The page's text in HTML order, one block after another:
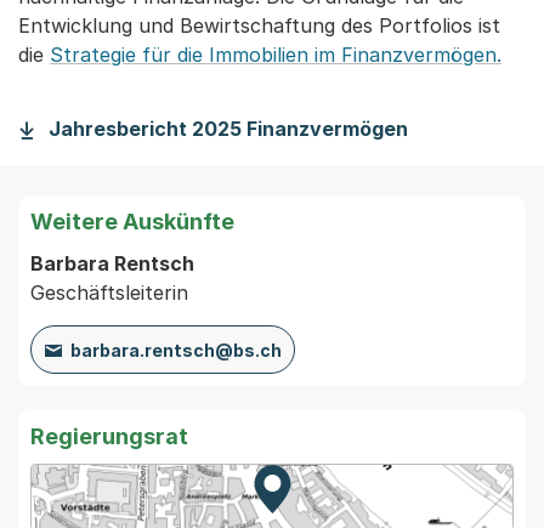
Entwicklung und Bewirtschaftung des Portfolios ist
die Strategie für die Immobilien im Finanzvermögen.
Jahresbericht 2025 Finanzvermögen
Weitere Auskünfte
Barbara Rentsch
Geschäftsleiterin
barbara.rentsch@bs.ch
Regierungsrat
Zur Karte von MapBS.
Externer Link, wird in einem